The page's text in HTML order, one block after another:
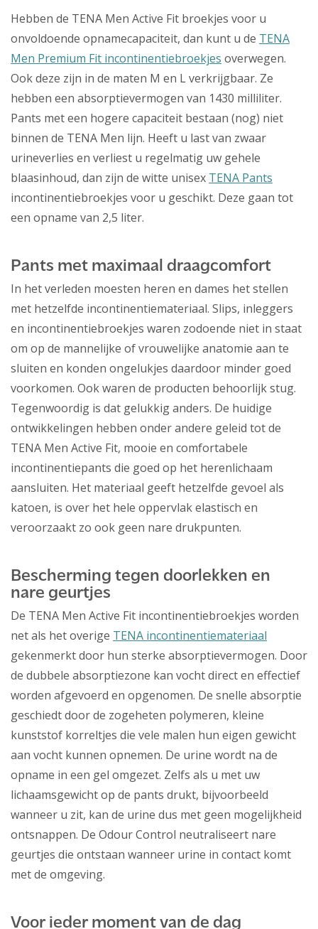
Hebben de TENA Men Active Fit broekjes voor u
onvoldoende opnamecapaciteit, dan kunt u de TENA
Men Premium Fit incontinentiebroekjes overwegen.
Ook deze zijn in de maten M en L verkrijgbaar. Ze
hebben een absorptievermogen van 1430 milliliter.
Pants met een hogere capaciteit bestaan (nog) niet
binnen de TENA Men lijn. Heeft u last van zwaar
urineverlies en verliest u regelmatig uw gehele
blaasinhoud, dan zijn de witte unisex TENA Pants
incontinentiebroekjes voor u geschikt. Deze gaan tot
een opname van 2,5 liter.
Pants met maximaal draagcomfort
In het verleden moesten heren en dames het stellen
met hetzelfde incontinentiemateriaal. Slips, inleggers
en incontinentiebroekjes waren zodoende niet in staat
om op de mannelijke of vrouwelijke anatomie aan te
sluiten en konden ongelukjes daardoor minder goed
voorkomen. Ook waren de producten behoorlijk stug.
Tegenwoordig is dat gelukkig anders. De huidige
ontwikkelingen hebben onder andere geleid tot de
TENA Men Active Fit, mooie en comfortabele
incontinentiepants die goed op het herenlichaam
aansluiten. Het materiaal geeft hetzelfde gevoel als
katoen, is over het hele oppervlak elastisch en
veroorzaakt zo ook geen nare drukpunten.
Bescherming tegen doorlekken en
nare geurtjes
De TENA Men Active Fit incontinentiebroekjes worden
net als het overige TENA incontinentiemateriaal
gekenmerkt door hun sterke absorptievermogen. Door
de dubbele absorptiezone kan vocht direct en effectief
worden afgevoerd en opgenomen. De snelle absorptie
geschiedt door de zogeheten polymeren, kleine
kunststof korreltjes die vele malen hun eigen gewicht
aan vocht kunnen opnemen. De urine wordt na de
opname in een gel omgezet. Zelfs als u met uw
lichaamsgewicht op de pants drukt, bijvoorbeeld
wanneer u zit, kan de urine dus met geen mogelijkheid
ontsnappen. De Odour Control neutraliseert nare
geurtjes die ontstaan wanneer urine in contact komt
met de omgeving.
Voor ieder moment van de dag